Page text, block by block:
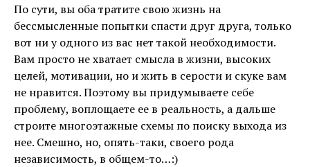
По сути, вы оба тратите свою жизнь на
бессмысленные попытки спасти друг друга, только
вот ни у одного из вас нет такой необходимости.
Вам просто не хватает смысла в жизни, высоких
целей, мотивации, но и жить в серости и скуке вам
не нравится. Поэтому вы придумываете себе
проблему, воплощаете ее в реальность, а дальше
строите многоэтажные схемы по поиску выхода из
нее. Смешно, но, опять-таки, своего рода
независимость, в общем-то…:)